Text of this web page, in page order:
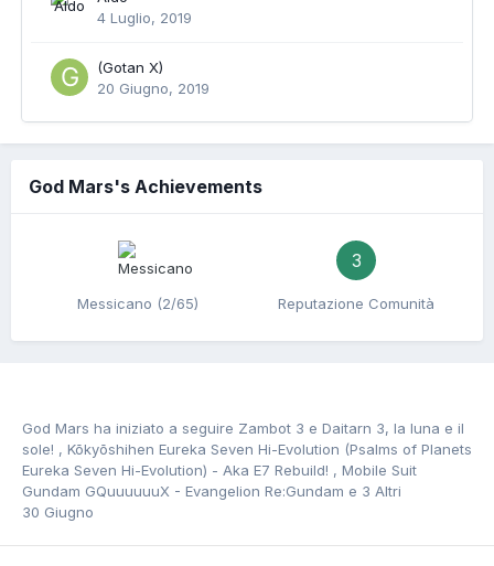
4 Luglio, 2019
(Gotan X)
20 Giugno, 2019
God Mars's Achievements
Messicano (2/65)
3
Reputazione Comunità
God Mars ha iniziato a seguire Zambot 3 e Daitarn 3, la luna e il
sole! , Kōkyōshihen Eureka Seven Hi-Evolution (Psalms of Planets
Eureka Seven Hi-Evolution) - Aka E7 Rebuild! , Mobile Suit
Gundam GQuuuuuuX - Evangelion Re:Gundam e 3 Altri
30 Giugno